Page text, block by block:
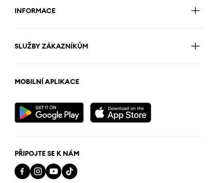
INFORMACE
SLUŽBY ZÁKAZNÍKŮM
MOBILNÍ APLIKACE
PŘIPOJTE SE K NÁM